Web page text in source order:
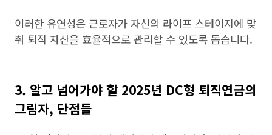
이러한 유연성은 근로자가 자신의 라이프 스테이지에 맞
춰 퇴직 자산을 효율적으로 관리할 수 있도록 돕습니다.
3. 알고 넘어가야 할 2025년 DC형 퇴직연금의
그림자, 단점들